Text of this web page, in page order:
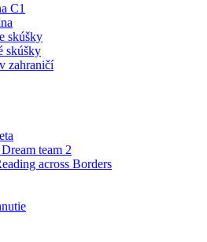
C1
skúšky
skúšky
zahraničí
team 2
across Borders